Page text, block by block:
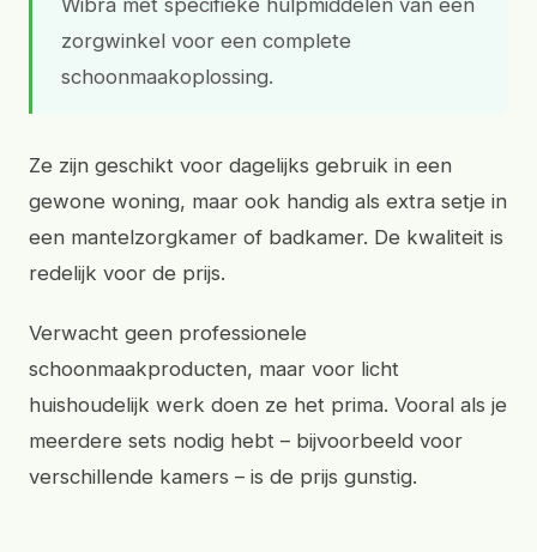
Wibra met specifieke hulpmiddelen van een
zorgwinkel voor een complete
schoonmaakoplossing.
Ze zijn geschikt voor dagelijks gebruik in een
gewone woning, maar ook handig als extra setje in
een mantelzorgkamer of badkamer. De kwaliteit is
redelijk voor de prijs.
Verwacht geen professionele
schoonmaakproducten, maar voor licht
huishoudelijk werk doen ze het prima. Vooral als je
meerdere sets nodig hebt – bijvoorbeeld voor
verschillende kamers – is de prijs gunstig.